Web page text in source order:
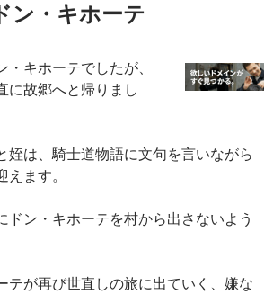
ン・キホーテ
キホーテでしたが、
故郷へと帰りまし
姪は、騎士道物語に文句を言いながら
えます。
ドン・キホーテを村から出さないよう
テが再び世直しの旅に出ていく、嫌な